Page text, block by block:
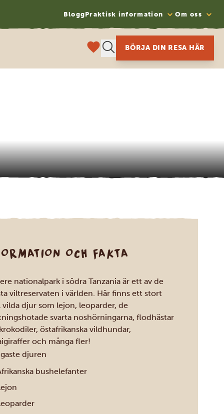
BloggPraktisk information Om oss
BÖRJA DIN RESA HÄR
OCH FAKTA
nationalpark i södra Tanzania är ett av de
viltreservaten i världen. Här finns ett stort
vilda djur som lejon, leoparder, de
svarta noshörningarna, flodhästar
östafrikanska vildhundar,
och många fler!
djuren
bushelefanter